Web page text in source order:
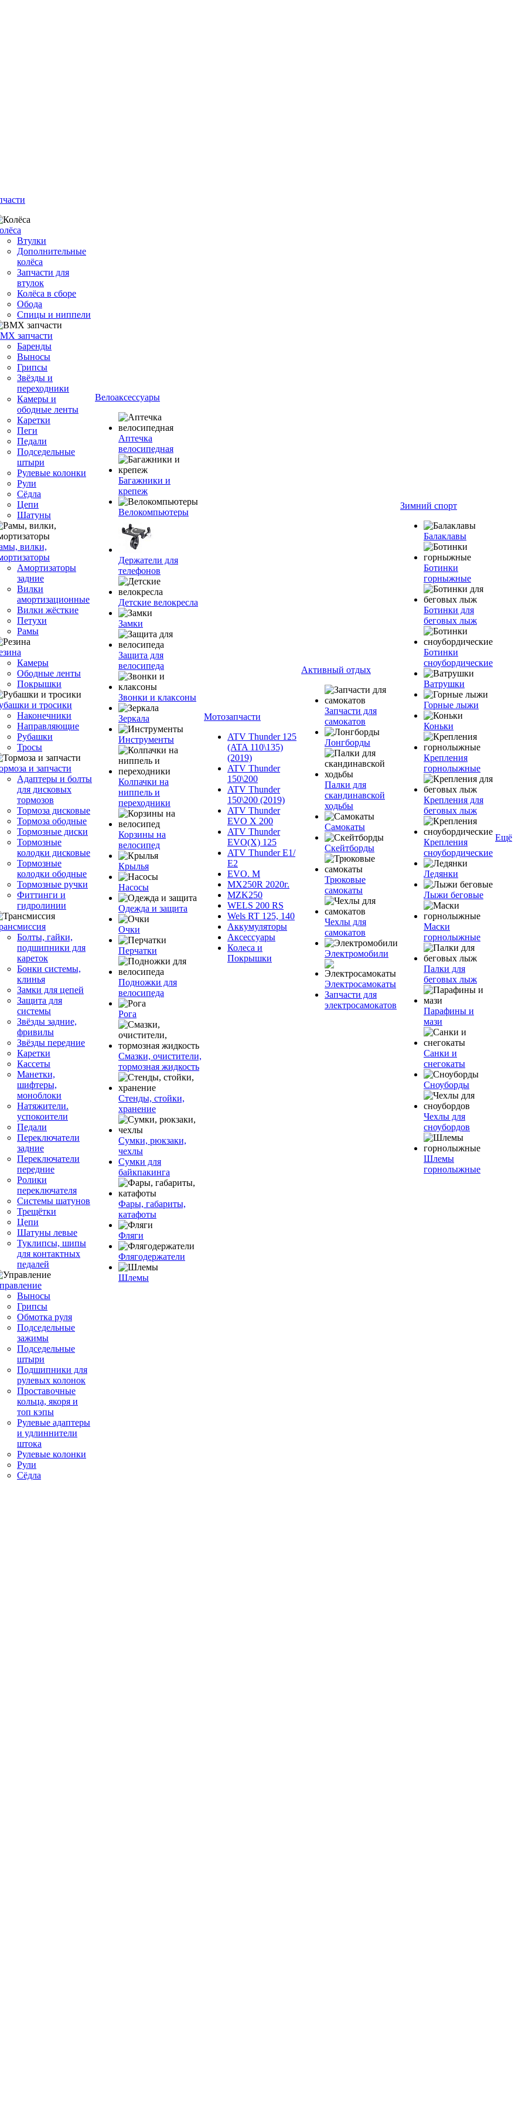
Втулки
Дополнительные
колёса
Запчасти для
втулок
Колёса в сборе
Обода
Спицы и ниппели
запчасти
Баренды
Выносы
Грипсы
Звёзды и
переходники
Камеры и
ободные ленты
Каретки
Пеги
Педали
Подседельные
штыри
Рулевые колонки
Рули
Сёдла
Цепи
Шатуны
вилки,
Амортизаторы
задние
Вилки
амортизационные
Вилки жёсткие
Петухи
Рамы
Камеры
Ободные ленты
Покрышки
и тросики
Наконечники
Направляющие
Рубашки
Тросы
и запчасти
Адаптеры и болты
для дисковых
тормозов
Тормоза дисковые
Тормоза ободные
Тормозные диски
Тормозные
колодки дисковые
Тормозные
колодки ободные
Тормозные ручки
Фиттинги и
гидролинии
Болты, гайки,
подшипники для
кареток
Бонки системы,
клинья
Замки для цепей
Защита для
системы
Звёзды задние,
фривилы
Звёзды передние
Каретки
Кассеты
Манетки,
шифтеры,
моноблоки
Натяжители.
успокоители
Педали
Переключатели
задние
Переключатели
передние
Ролики
переключателя
Системы шатунов
Трещётки
Цепи
Шатуны левые
Туклипсы, шипы
для контактных
педалей
Выносы
Грипсы
Обмотка руля
Подседельные
зажимы
Подседельные
штыри
Подшипники для
рулевых колонок
Проставочные
кольца, якоря и
топ кэпы
Рулевые адаптеры
и удлиннители
штока
Рулевые колонки
Рули
Сёдла
Велоаксессуары
Аптечка
велосипедная
Багажники и
крепеж
Велокомпьютеры
Держатели для
телефонов
Детские велокресла
Замки
Защита для
велосипеда
Звонки и клаксоны
Зеркала
Инструменты
Колпачки на
ниппель и
переходники
Корзины на
велосипед
Крылья
Насосы
Одежда и защита
Очки
Перчатки
Подножки для
велосипеда
Рога
Смазки, очистители,
тормозная жидкость
Стенды, стойки,
хранение
Сумки, рюкзаки,
чехлы
Сумки для
байкпакинга
Фары, габариты,
катафоты
Фляги
Флягодержатели
Шлемы
Мотозапчасти
ATV Thunder 125
(ATA 110\135)
(2019)
ATV Thunder
150\200
ATV Thunder
150\200 (2019)
ATV Thunder
EVO X 200
ATV Thunder
EVO(X) 125
ATV Thunder Е1/
Е2
EVO. M
MX250R 2020г.
MZK250
WELS 200 RS
Wels RT 125, 140
Аккумуляторы
Аксессуары
Колеса и
Покрышки
Активный отдых
Запчасти для
самокатов
Лонгборды
Палки для
скандинавской
ходьбы
Самокаты
Скейтборды
Трюковые
самокаты
Чехлы для
самокатов
Электромобили
Электросамокаты
Запчасти для
электросамокатов
Зимний спорт
Балаклавы
Ботинки
горныжные
Ботинки для
беговых лыж
Ботинки
сноубордические
Ватрушки
Горные лыжи
Коньки
Крепления
горнолыжные
Крепления для
беговых лыж
Крепления
сноубордические
Ледянки
Лыжи беговые
Маски
горнолыжные
Палки для
беговых лыж
Парафины и
мази
Санки и
снегокаты
Сноуборды
Чехлы для
сноубордов
Шлемы
горнолыжные
Ещё